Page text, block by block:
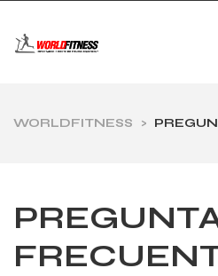
WORLDFITNESS >